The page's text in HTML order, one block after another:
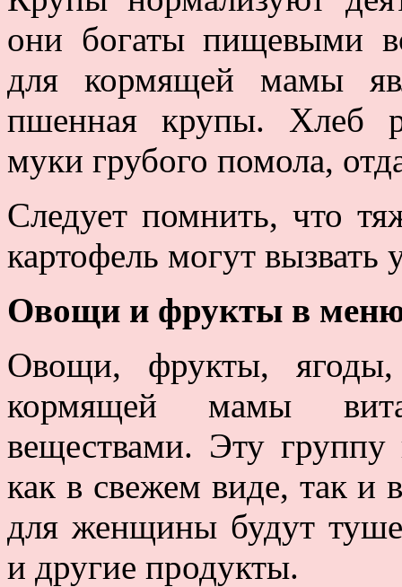
они богаты пищевыми
для кормящей мамы
пшенная крупы. Хлеб
муки грубого помола,
Следует помнить, что
картофель могут вызвать
Овощи и фрукты в
Овощи, фрукты, ягоды,
кормящей мамы
веществами. Эту группу
как в свежем виде, так и
для женщины будут
и другие продукты.